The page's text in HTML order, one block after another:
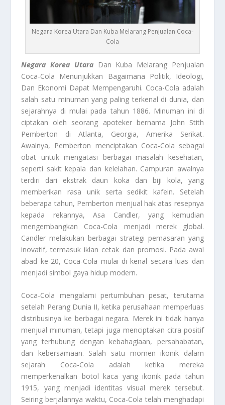
Negara Korea Utara Dan Kuba Melarang Penjualan Coca-
Cola
Negara Korea UtaraDan Kuba Melarang Penjualan
Coca-Cola Menunjukkan Bagaimana Politik, Ideologi,
Dan Ekonomi Dapat Mempengaruhi. Coca-Cola adalah
salah satu minuman yang paling terkenal di dunia, dan
sejarahnya di mulai pada tahun 1886. Minuman ini di
ciptakan oleh seorang apoteker bernama John Stith
Pemberton di Atlanta, Georgia, Amerika Serikat.
Awalnya, Pemberton menciptakan Coca-Cola sebagai
obat untuk mengatasi berbagai masalah kesehatan,
seperti sakit kepala dan kelelahan. Campuran awalnya
terdiri dari ekstrak daun koka dan biji kola, yang
memberikan rasa unik serta sedikit kafein. Setelah
beberapa tahun, Pemberton menjual hak atas resepnya
kepada rekannya, Asa Candler, yang kemudian
mengembangkan Coca-Cola menjadi merek global.
Candler melakukan berbagai strategi pemasaran yang
inovatif, termasuk iklan cetak dan promosi. Pada awal
abad ke-20, Coca-Cola mulai di kenal secara luas dan
menjadi simbol gaya hidup modern.
Coca-Cola mengalami pertumbuhan pesat, terutama
setelah Perang Dunia II, ketika perusahaan memperluas
distribusinya ke berbagai negara. Merek ini tidak hanya
menjual minuman, tetapi juga menciptakan citra positif
yang terhubung dengan kebahagiaan, persahabatan,
dan kebersamaan. Salah satu momen ikonik dalam
sejarah Coca-Cola adalah ketika mereka
memperkenalkan botol kaca yang ikonik pada tahun
1915, yang menjadi identitas visual merek tersebut.
Seiring berjalannya waktu, Coca-Cola telah menghadapi